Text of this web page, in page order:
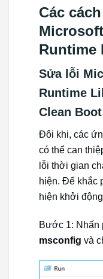
Các
Runtime
Sửa lỗi
Runtime
Clean Boot
Đôi khi, các
có thể can
lỗi thời gian
hiện. Để khắc
hiện khởi
Bước 1: Nhấn
msconfig và